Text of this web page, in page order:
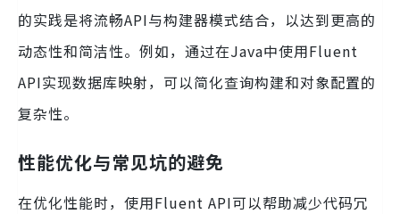
的实践是将流畅API与构建器模式结合，以达到更高的
动态性和简洁性。例如，通过在Java中使用Fluent
API实现数据库映射，可以简化查询构建和对象配置的
复杂性。
性能优化与常见坑的避免
在优化性能时，使用Fluent API可以帮助减少代码冗